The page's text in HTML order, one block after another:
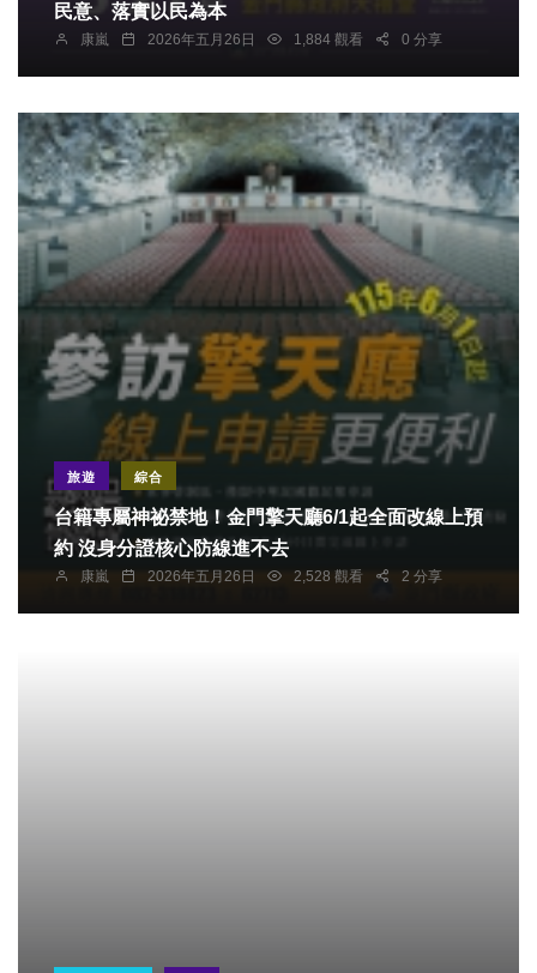
民意、落實以民為本
康嵐 2026年五月26日 1,884 觀看 0 分享
旅遊 綜合
台籍專屬神祕禁地！金門擎天廳6/1起全面改線上預
約 沒身分證核心防線進不去
康嵐 2026年五月26日 2,528 觀看 2 分享